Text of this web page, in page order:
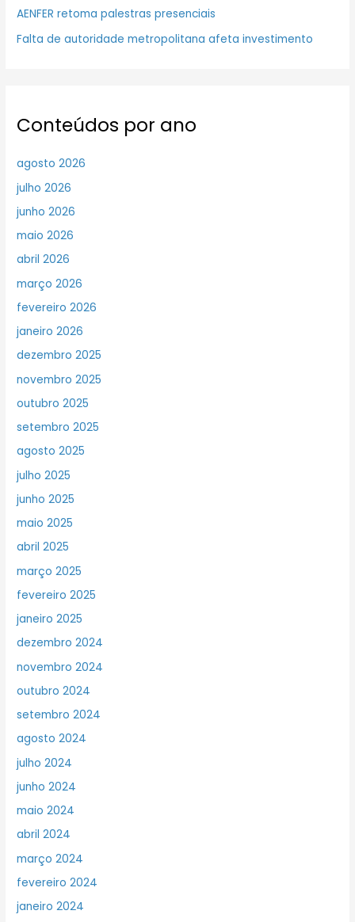
AENFER retoma palestras presenciais
Falta de autoridade metropolitana afeta investimento
Conteúdos por ano
agosto 2026
julho 2026
junho 2026
maio 2026
abril 2026
março 2026
fevereiro 2026
janeiro 2026
dezembro 2025
novembro 2025
outubro 2025
setembro 2025
agosto 2025
julho 2025
junho 2025
maio 2025
abril 2025
março 2025
fevereiro 2025
janeiro 2025
dezembro 2024
novembro 2024
outubro 2024
setembro 2024
agosto 2024
julho 2024
junho 2024
maio 2024
abril 2024
março 2024
fevereiro 2024
janeiro 2024